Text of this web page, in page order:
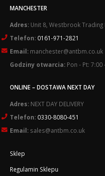
MANCHESTER
Adres: Unit 8, Westbrook Trading
Telefon: 0161-971-2821
Email: manchester@antbm.co.uk
Godziny otwarcia: Pon - Pt:
ONLINE – DOSTAWA NEXT DAY
Adres: NEXT DAY DELIVERY
Telefon: 0330-8080-451
Email: sales@antbm.co.uk
Sklep
Regulamin Sklepu